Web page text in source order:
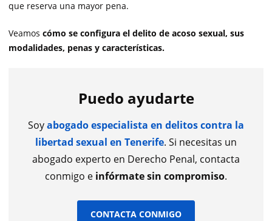
que reserva una mayor pena.
Veamos cómo se configura el delito de acoso sexual, sus
modalidades, penas y características.
Puedo ayudarte
Soyabogado especialista en delitos contra la
libertad sexual en Tenerife. Si necesitas un
abogado experto en Derecho Penal, contacta
conmigo e infórmate sin compromiso.
CONTACTA CONMIGO